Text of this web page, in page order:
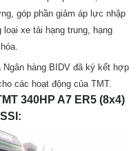
góp phần giảm áp lực nhập
xe tải hạng trung, hạng
hàng BIDV đã ký kết hợp
các hoạt động của TMT.
340HP A7 ER5 (8x4)